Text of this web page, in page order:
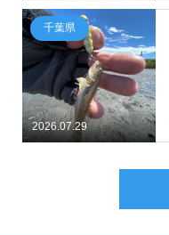
2026.07.29
千葉県